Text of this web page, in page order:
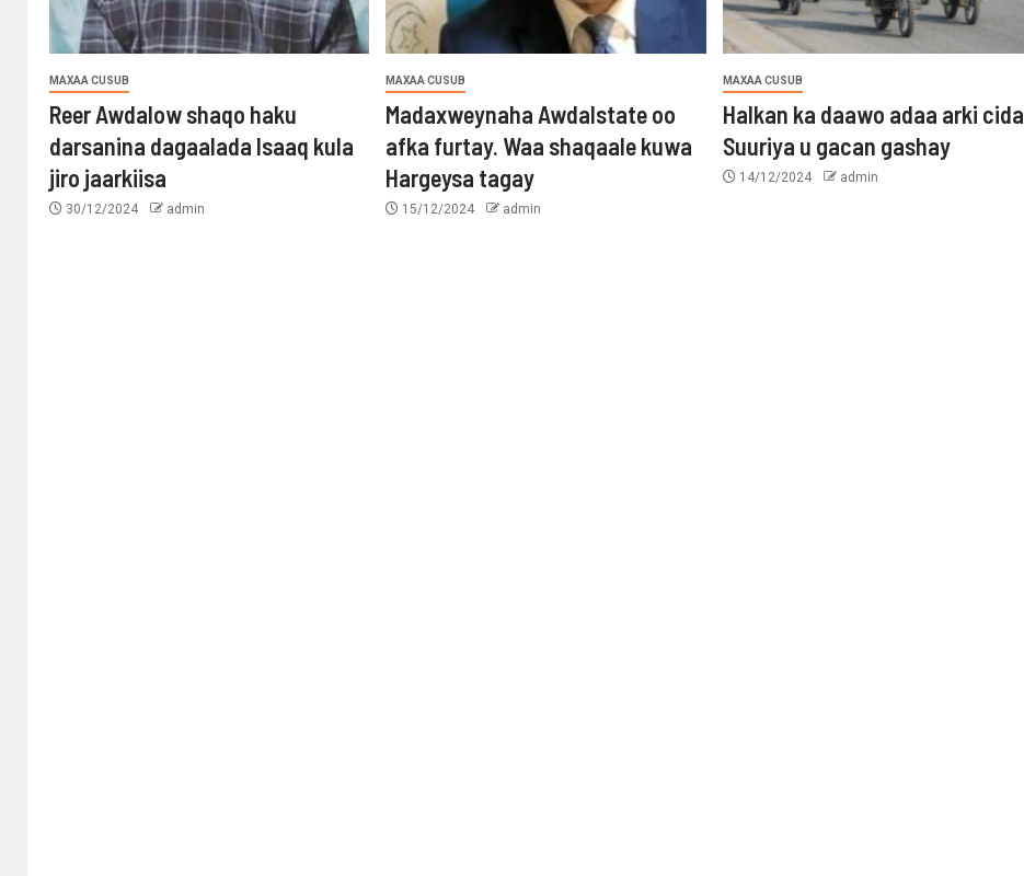
MAXAA CUSUB
Reer Awdalow shaqo haku
darsanina dagaalada Isaaq kula
jiro jaarkiisa
30/12/2024 admin
MAXAA CUSUB
Madaxweynaha Awdalstate oo
afka furtay. Waa shaqaale kuwa
Hargeysa tagay
15/12/2024 admin
MAXAA CUSUB
Halkan ka daawo adaa arki cida
Suuriya u gacan gashay
14/12/2024 admin